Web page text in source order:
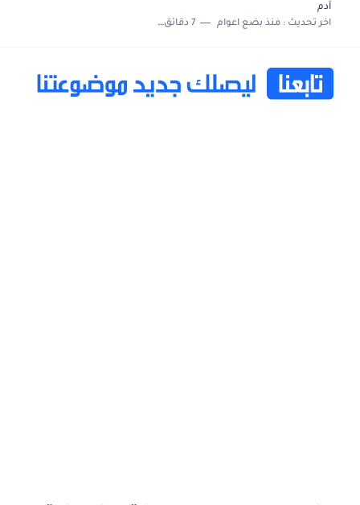
آدم
اخر تحديث :منذ بضع اعوام 7 دقائق للقراءة